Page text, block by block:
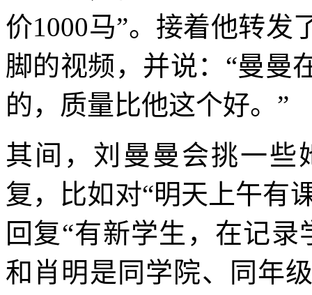
价1000马”。接着他转发
脚的视频，并说：“曼曼
的，质量比他这个好。”
其间，刘曼曼会挑一些
复，比如对“明天上午有
回复“有新学生，在记
和肖明是同学院、同年